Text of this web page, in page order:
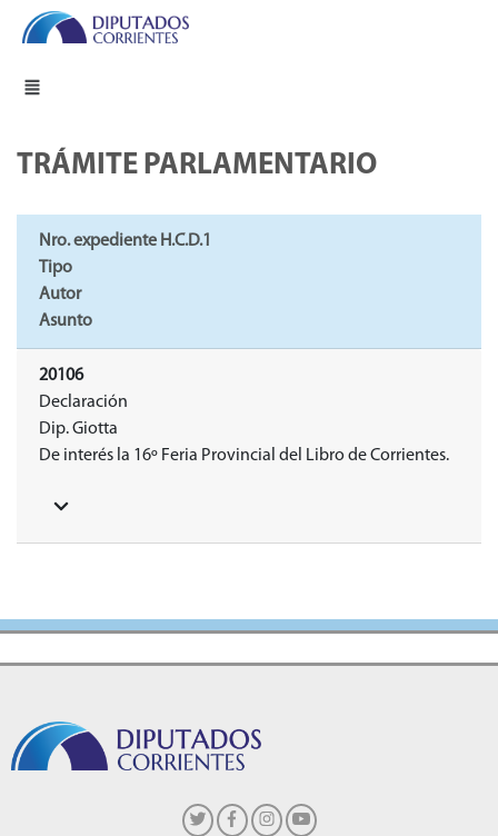
TRÁMITE PARLAMENTARIO
Nro. expediente H.C.D.1
Tipo
Autor
Asunto
20106
Declaración
Dip. Giotta
De interés la 16º Feria Provincial del Libro de Corrientes.